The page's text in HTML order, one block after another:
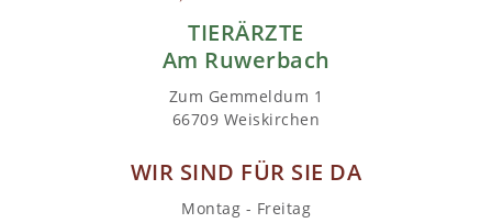
TIERÄRZTE
Am Ruwerbach
Zum Gemmeldum 1
66709 Weiskirchen
WIR SIND FÜR SIE DA
Montag - Freitag